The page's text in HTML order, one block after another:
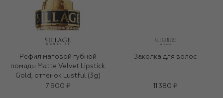
Рефил матовой губной
помады Matte Velvet Lipstick
Gold, оттенок Lustful (3g)
7 900 ₽
Заколка для волос
11 380 ₽